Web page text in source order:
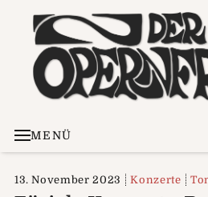
MENÜ
13. November 2023 Konzerte